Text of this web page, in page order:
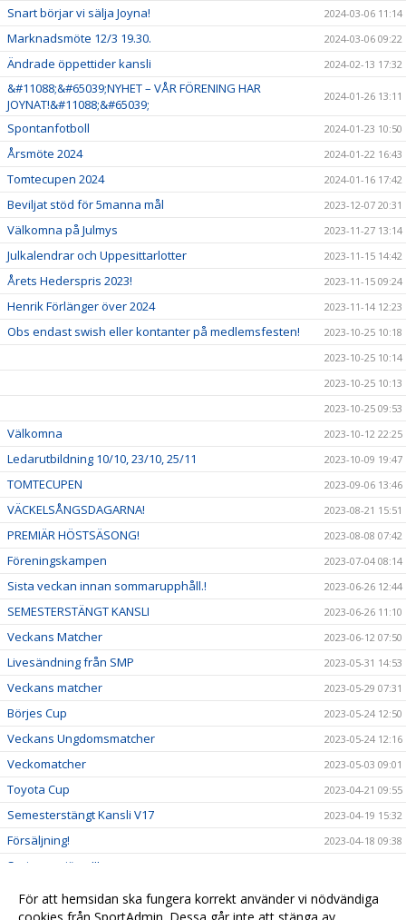
Snart börjar vi sälja Joyna! 2024-03-06 11:14
Marknadsmöte 12/3 19.30. 2024-03-06 09:22
Ändrade öppettider kansli 2024-02-13 17:32
&#11088;&#65039;NYHET – VÅR FÖRENING HAR
JOYNAT!&#11088;&#65039;
2024-01-26 13:11
Spontanfotboll 2024-01-23 10:50
Årsmöte 2024 2024-01-22 16:43
Tomtecupen 2024 2024-01-16 17:42
Beviljat stöd för 5manna mål 2023-12-07 20:31
Välkomna på Julmys 2023-11-27 13:14
Julkalendrar och Uppesittarlotter 2023-11-15 14:42
Årets Hederspris 2023! 2023-11-15 09:24
Henrik Förlänger över 2024 2023-11-14 12:23
Obs endast swish eller kontanter på medlemsfesten!
2023-10-25 10:18
2023-10-25 10:14
2023-10-25 10:13
2023-10-25 09:53
Välkomna 2023-10-12 22:25
Ledarutbildning 10/10, 23/10, 25/11 2023-10-09 19:47
TOMTECUPEN 2023-09-06 13:46
VÄCKELSÅNGSDAGARNA! 2023-08-21 15:51
PREMIÄR HÖSTSÄSONG! 2023-08-08 07:42
Föreningskampen 2023-07-04 08:14
Sista veckan innan sommarupphåll.! 2023-06-26 12:44
SEMESTERSTÄNGT KANSLI 2023-06-26 11:10
Veckans Matcher 2023-06-12 07:50
Livesändning från SMP 2023-05-31 14:53
Veckans matcher 2023-05-29 07:31
Börjes Cup 2023-05-24 12:50
Veckans Ungdomsmatcher 2023-05-24 12:16
Veckomatcher 2023-05-03 09:01
Toyota Cup 2023-04-21 09:55
Semesterstängt Kansli V17 2023-04-19 15:32
Försäljning! 2023-04-18 09:38
Seriepremiärer!!!
Prova På-träning barn födda 2017 2023-04-12 07:04
Börjes Cup 2023 2023-04-04 15:47
För att hemsidan ska fungera korrekt använder vi nödvändiga